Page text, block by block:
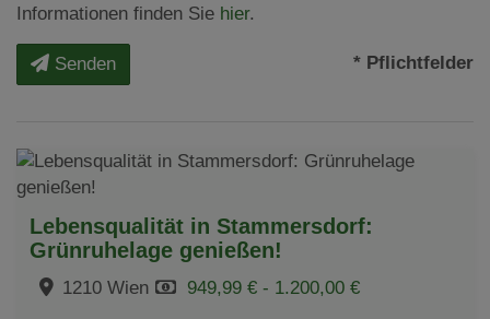
Informationen finden Sie hier.
Senden * Pflichtfelder
Lebensqualität in Stammersdorf:
Grünruhelage genießen!
1210 Wien 949,99 € - 1.200,00 €